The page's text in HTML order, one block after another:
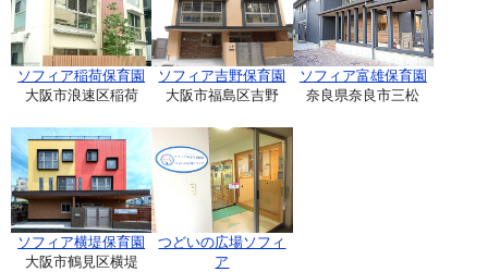
ソフィア稲荷保育園
大阪市浪速区稲荷
ソフィア吉野保育園
大阪市福島区吉野
ソフィア富雄保育園
奈良県奈良市三松
ソフィア横堤保育園
大阪市鶴見区横堤
つどいの広場ソフィ
ア